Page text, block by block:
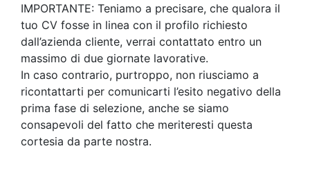
IMPORTANTE: Teniamo a precisare, che qualora il
tuo CV fosse in linea con il profilo richiesto
dall’azienda cliente, verrai contattato entro un
massimo di due giornate lavorative.
In caso contrario, purtroppo, non riusciamo a
ricontattarti per comunicarti l’esito negativo della
prima fase di selezione, anche se siamo
consapevoli del fatto che meriteresti questa
cortesia da parte nostra.